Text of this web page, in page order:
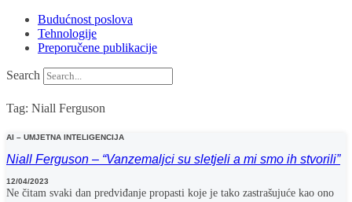
Budućnost poslova
Tehnologije
Preporučene publikacije
Search
Tag: Niall Ferguson
AI – UMJETNA INTELIGENCIJA
Niall Ferguson – “Vanzemaljci su sletjeli a mi smo ih stvorili”
12/04/2023
Ne čitam svaki dan predviđanje propasti koje je tako zastrašujuće kao ono